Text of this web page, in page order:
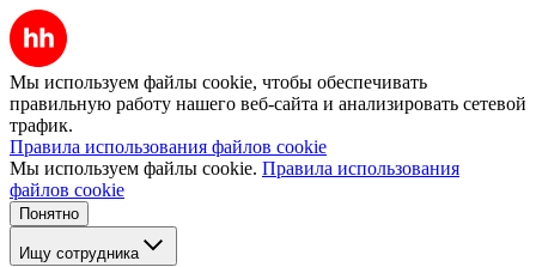
Мы используем файлы cookie, чтобы обеспечивать
правильную работу нашего веб-сайта и анализировать сетевой
трафик.
Правила использования файлов cookie
Мы используем файлы cookie. Правила использования
файлов cookie
Понятно
Ищу сотрудника